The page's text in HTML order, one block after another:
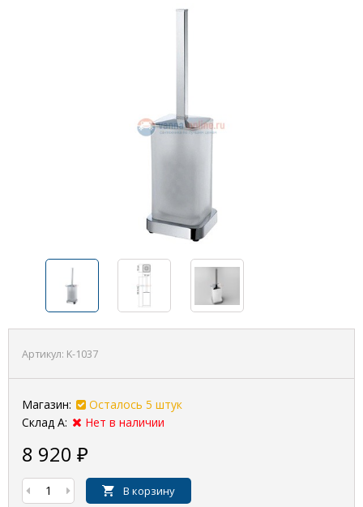
Артикул: K-1037
Магазин:
Осталось 5 штук
Склад А:
Нет в наличии
8 920 ₽
В корзину